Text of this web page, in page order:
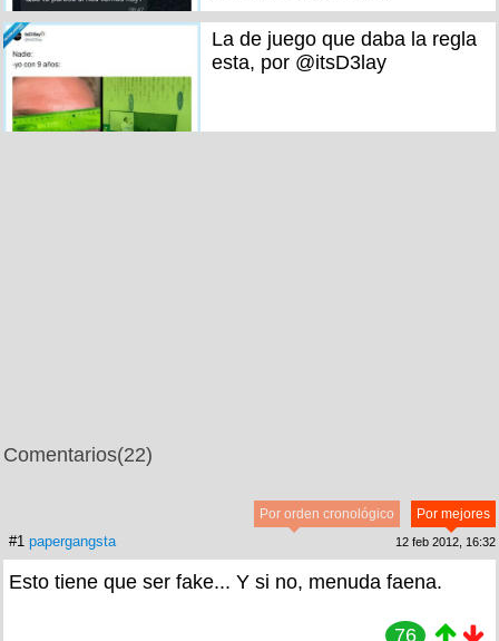
La de juego que daba la regla
esta, por @itsD3lay
Comentarios(22)
Por mejores
Por orden cronológico
#1 papergangsta 12 feb 2012, 16:32
Esto tiene que ser fake... Y si no, menuda faena.
76